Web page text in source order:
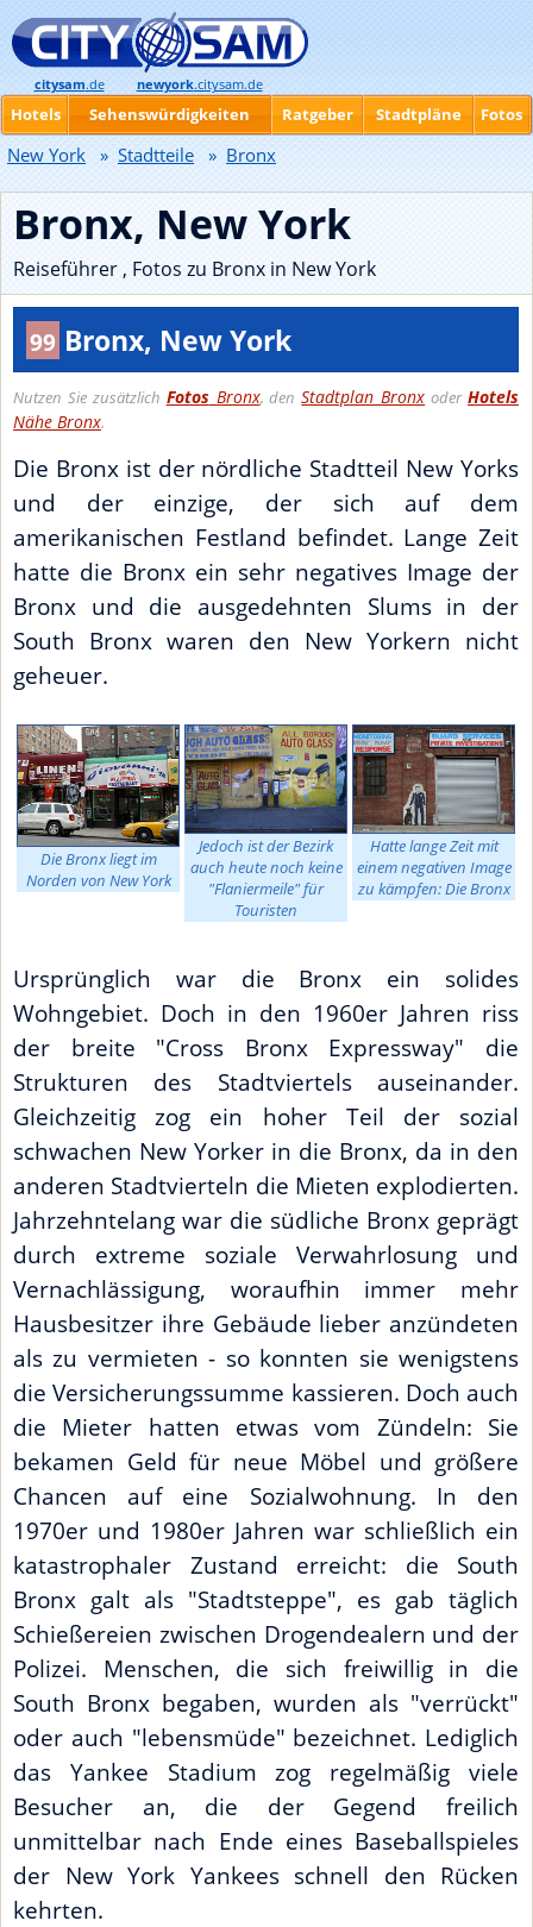
Bronx, New York
Reiseführer , Fotos zu Bronx in New York
99 Bronx, New York
Nutzen Sie zusätzlich FotosBronx, denStadtplan Bronx oderHotels
Nähe Bronx.
Die Bronx ist der nördliche Stadtteil New Yorks
und der einzige, der sich auf dem
amerikanischen Festland befindet. Lange Zeit
hatte die Bronx ein sehr negatives Image der
Bronx und die ausgedehnten Slums in der
South Bronx waren den New Yorkern nicht
geheuer.
Die Bronx liegt im
Norden von New York
Jedoch ist der Bezirk
auch heute noch keine
"Flaniermeile" für
Touristen
Hatte lange Zeit mit
einem negativen Image
zu kämpfen: Die Bronx
Ursprünglich war die Bronx ein solides
Wohngebiet. Doch in den 1960er Jahren riss
der breite "Cross Bronx Expressway" die
Strukturen des Stadtviertels auseinander.
Gleichzeitig zog ein hoher Teil der sozial
schwachen New Yorker in die Bronx, da in den
anderen Stadtvierteln die Mieten explodierten.
Jahrzehntelang war die südliche Bronx geprägt
durch extreme soziale Verwahrlosung und
Vernachlässigung, woraufhin immer mehr
Hausbesitzer ihre Gebäude lieber anzündeten
als zu vermieten - so konnten sie wenigstens
die Versicherungssumme kassieren. Doch auch
die Mieter hatten etwas vom Zündeln: Sie
bekamen Geld für neue Möbel und größere
Chancen auf eine Sozialwohnung. In den
1970er und 1980er Jahren war schließlich ein
katastrophaler Zustand erreicht: die South
Bronx galt als "Stadtsteppe", es gab täglich
Schießereien zwischen Drogendealern und der
Polizei. Menschen, die sich freiwillig in die
South Bronx begaben, wurden als "verrückt"
oder auch "lebensmüde" bezeichnet. Lediglich
das Yankee Stadium zog regelmäßig viele
Besucher an, die der Gegend freilich
unmittelbar nach Ende eines Baseballspieles
der New York Yankees schnell den Rücken
kehrten.
citysam.de newyork.citysam.de
Hotels Sehenswürdigkeiten Ratgeber Stadtpläne Fotos
New York » Stadtteile » Bronx